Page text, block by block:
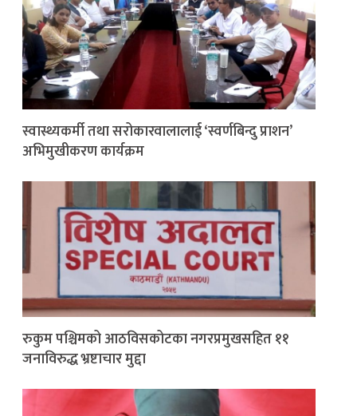
स्वास्थ्यकर्मी तथा सरोकारवालालाई ‘स्वर्णबिन्दु प्राशन’
अभिमुखीकरण कार्यक्रम
रुकुम पश्चिमको आठविसकोटका नगरप्रमुखसहित ११
जनाविरुद्ध भ्रष्टाचार मुद्दा